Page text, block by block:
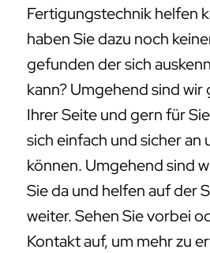
Fertigungstechnik helfen
haben Sie dazu noch
gefunden der sich
kann? Umgehend sind wir
Ihrer Seite und gern für
sich einfach und sicher an
können. Umgehend sind
Sie da und helfen auf der
weiter. Sehen Sie vorbei
Kontakt auf, um mehr zu